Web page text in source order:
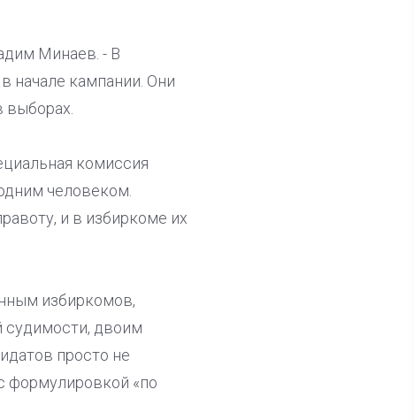
Минаев. - В
начале кампании. Они
комиссия
человеком.
и в избиркоме их
избиркомов,
судимости, двоим
просто не
формулировкой «по